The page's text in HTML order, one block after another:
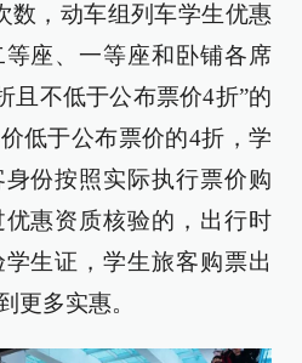
数，动车组列车学生优惠
座、一等座和卧铺各席
且不低于公布票价4折”的
低于公布票价的4折，学
份按照实际执行票价购
惠资质核验的，出行时
生证，学生旅客购票出
更多实惠。